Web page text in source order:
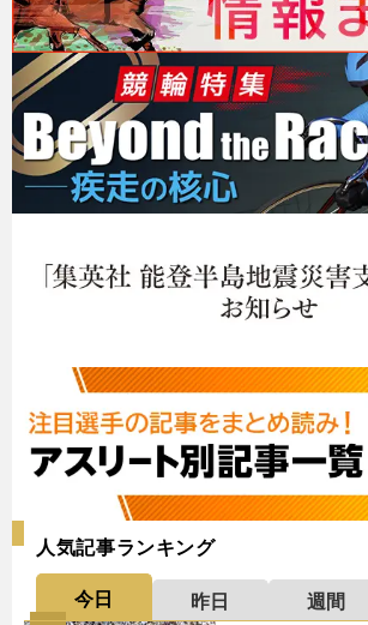
人気記事ランキング
今日 昨日 週間